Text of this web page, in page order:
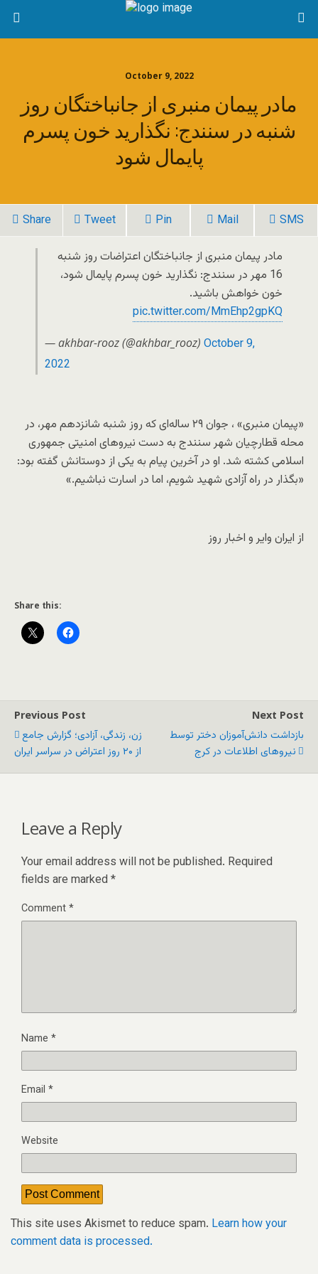
October 9, 2022
مادر پیمان منبری از جانباختگان روز
شنبه در سنندج: نگذارید خون پسرم
پایمال شود
Share Tweet Pin Mail SMS
مادر پيمان منبری از جانباختگان اعتراضات روز شنبه
16 مهر در سنندج: نگذاريد خون پسرم پايمال شود،
خون خواهش باشيد.
pic.twitter.com/MmEhp2gpKQ
— akhbar-rooz (@akhbar_rooz) October 9,
2022
«پیمان منبری» ، جوان ٢٩ سالەای کە روز شنبه شانزدهم مهر، در
محله قطارچیان شهر سنندج بە دست نیروهای امنیتی جمهوری
اسلامی کشتە شد. او در آخرین پیام به یکی از دوستانش گفتە بود:
«بگذار در راه آزادی شهید شویم، اما در اسارت نباشیم.»
از ایران وایر و اخبار روز
Share this:
Previous Post
زن، زندگی، آزادی؛ گزارش جامع
از ۲۰ روز اعتراض در سراسر ایران
Next Post
بازداشت دانش‌آموزان دختر توسط
نیروهای اطلاعات در کرج
Leave a Reply
Your email address will not be published. Required
fields are marked *
Comment*
Name *
Email *
Website
This site uses Akismet to reduce spam. Learn how your
comment data is processed.